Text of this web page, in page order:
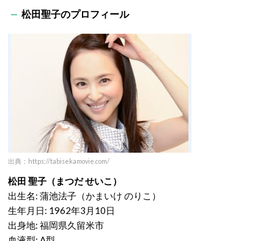
松田聖子のプロフィール
出典：https://tabisekamovie.com/
松田 聖子（まつだ せいこ）
出生名: 蒲池法子（かまいけ のりこ）
生年月日: 1962年3月10日
出身地: 福岡県久留米市